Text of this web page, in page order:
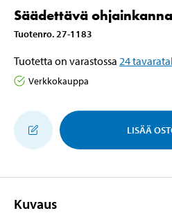
Säädettävä
Tuotenro. 27-1183
Tuotetta on varastossa 24
Verkkokauppa
LISÄÄ
Kuvaus